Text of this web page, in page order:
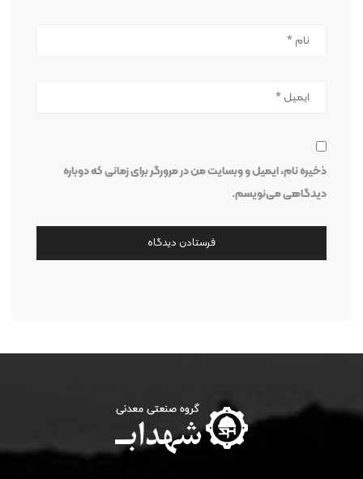
ذخیره نام، ایمیل و وبسایت من در مرورگر برای زمانی که دوباره
دیدگاهی می‌نویسم.